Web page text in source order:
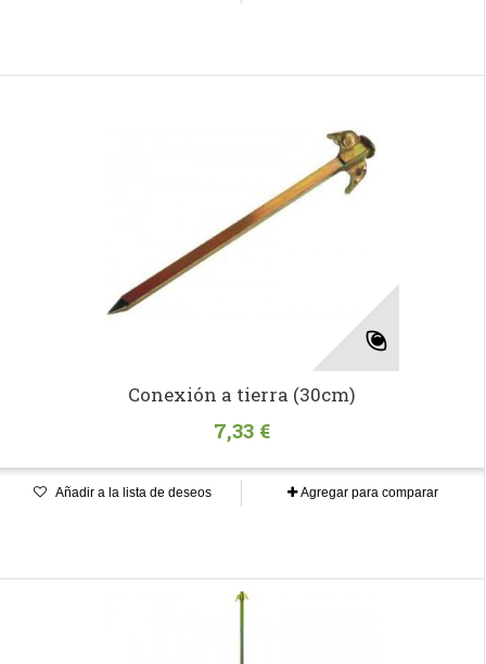
Conexión a tierra (30cm)
7,33 €
Añadir a la lista de deseos Agregar para comparar